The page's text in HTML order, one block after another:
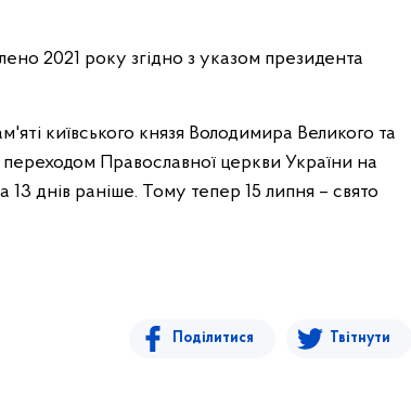
2021 року згідно з указом президента
київського князя Володимира Великого та
Православної церкви України на
днів раніше. Тому тепер 15 липня – свято
Поділитися Твітнути